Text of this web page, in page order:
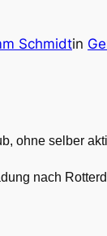
Schmidtin